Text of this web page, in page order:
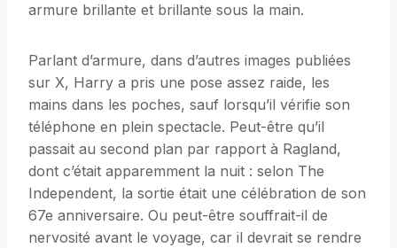
armure brillante et brillante sous la main.
Parlant d’armure, dans d’autres images publiées
sur X, Harry a pris une pose assez raide, les
mains dans les poches, sauf lorsqu’il vérifie son
téléphone en plein spectacle. Peut-être qu’il
passait au second plan par rapport à Ragland,
dont c’était apparemment la nuit : selon The
Independent, la sortie était une célébration de son
67e anniversaire. Ou peut-être souffrait-il de
nervosité avant le voyage, car il devrait se rendre